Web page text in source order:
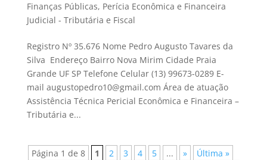
Finanças Públicas, Perícia Econômica e Financeira
Judicial - Tributária e Fiscal
Registro Nº 35.676 Nome Pedro Augusto Tavares da
Silva Endereço Bairro Nova Mirim Cidade Praia
Grande UF SP Telefone Celular (13) 99673-0289 E-
mail augustopedro10@gmail.com Área de atuação
Assistência Técnica Pericial Econômica e Financeira –
Tributária e...
Página 1 de 8 1 2 3 4 5 ... »
Última »